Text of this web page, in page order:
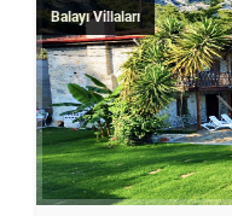
Balayı Villaları